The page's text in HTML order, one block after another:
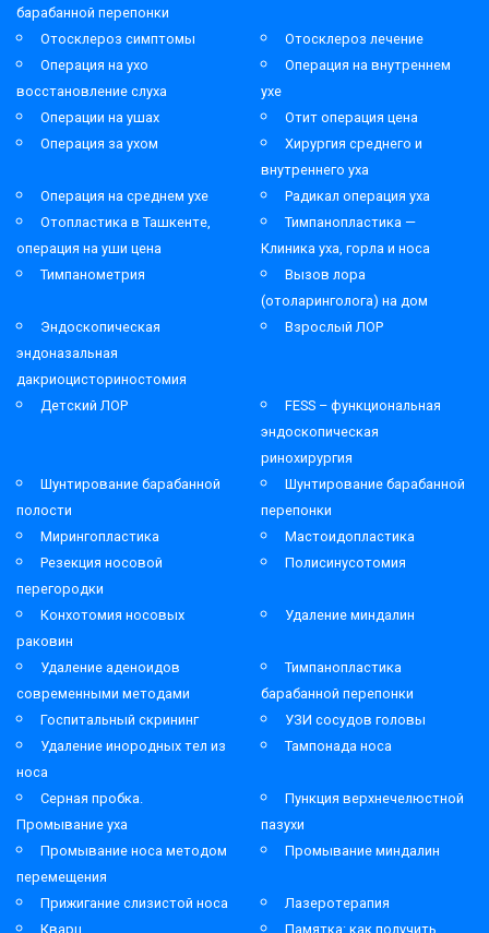
барабанной перепонки
Отосклероз симптомы
Отосклероз лечение
Операция на ухо
восстановление слуха
Операция на внутреннем
ухе
Операции на ушах
Отит операция цена
Операция за ухом
Хирургия среднего и
внутреннего уха
Операция на среднем ухе
Радикал операция уха
Отопластика в Ташкенте,
операция на уши цена
Тимпанопластика —
Клиника уха, горла и носа
Тимпанометрия
Вызов лора
(отоларинголога) на дом
Эндоскопическая
эндоназальная
дакриоцисториностомия
Взрослый ЛОР
Детский ЛОР
FESS – функциональная
эндоскопическая
ринохирургия
Шунтирование барабанной
полости
Шунтирование барабанной
перепонки
Мирингопластика
Мастоидопластика
Резекция носовой
перегородки
Полисинусотомия
Конхотомия носовых
раковин
Удаление миндалин
Удаление аденоидов
современными методами
Тимпанопластика
барабанной перепонки
Госпитальный скрининг
УЗИ сосудов головы
Удаление инородных тел из
носа
Тампонада носа
Серная пробка.
Промывание уха
Пункция верхнечелюстной
пазухи
Промывание носа методом
перемещения
Промывание миндалин
Прижигание слизистой носа
Лазеротерапия
Кварц
Памятка: как получить